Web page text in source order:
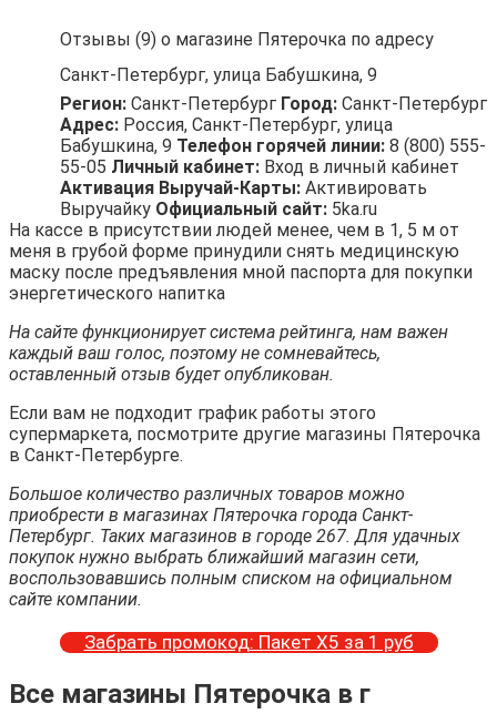
Отзывы (9) о магазине Пятерочка по адресу
Санкт-Петербург, улица Бабушкина, 9
Регион: Санкт-Петербург Город: Санкт-Петербург
Адрес: Россия, Санкт-Петербург, улица
Бабушкина, 9 Телефон горячей линии: 8 (800) 555-
55-05 Личный кабинет: Вход в личный кабинет
Активация Выручай-Карты: Активировать
Выручайку Официальный сайт: 5ka.ru
На кассе в присутствии людей менее, чем в 1, 5 м от
меня в грубой форме принудили снять медицинскую
маску после предъявления мной паспорта для покупки
энергетического напитка
На сайте функционирует система рейтинга, нам важен
каждый ваш голос, поэтому не сомневайтесь,
оставленный отзыв будет опубликован.
Если вам не подходит график работы этого
супермаркета, посмотрите другие магазины Пятерочка
в Санкт-Петербурге.
Большое количество различных товаров можно
приобрести в магазинах Пятерочка города Санкт-
Петербург. Таких магазинов в городе 267. Для удачных
покупок нужно выбрать ближайший магазин сети,
воспользовавшись полным списком на официальном
сайте компании.
Забрать промокод: Пакет Х5 за 1 руб
Все магазины Пятерочка в г